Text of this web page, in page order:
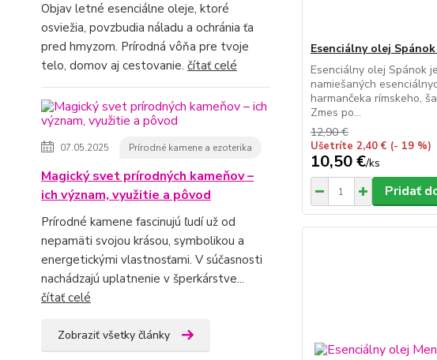
Objav letné esenciálne oleje, ktoré
osviežia, povzbudia náladu a ochránia ťa
pred hmyzom. Prírodná vôňa pre tvoje
telo, domov aj cestovanie. čítať celé
07.05.2025 Prírodné kamene a ezoterika
Magický svet prírodných kameňov –
ich význam, využitie a pôvod
Prírodné kamene fascinujú ľudí už od
nepamäti svojou krásou, symbolikou a
energetickými vlastnosťami. V súčasnosti
nachádzajú uplatnenie v šperkárstve...
čítať celé
Zobraziť všetky články
Esenciálny olej
Esenciálny olej Spánok
namiešaných
harmančeka rímskeho,
Zmes po...
12,90 €
Ušetríte 2,40 € (- 19 %)
10,50 €/ks
Pridať